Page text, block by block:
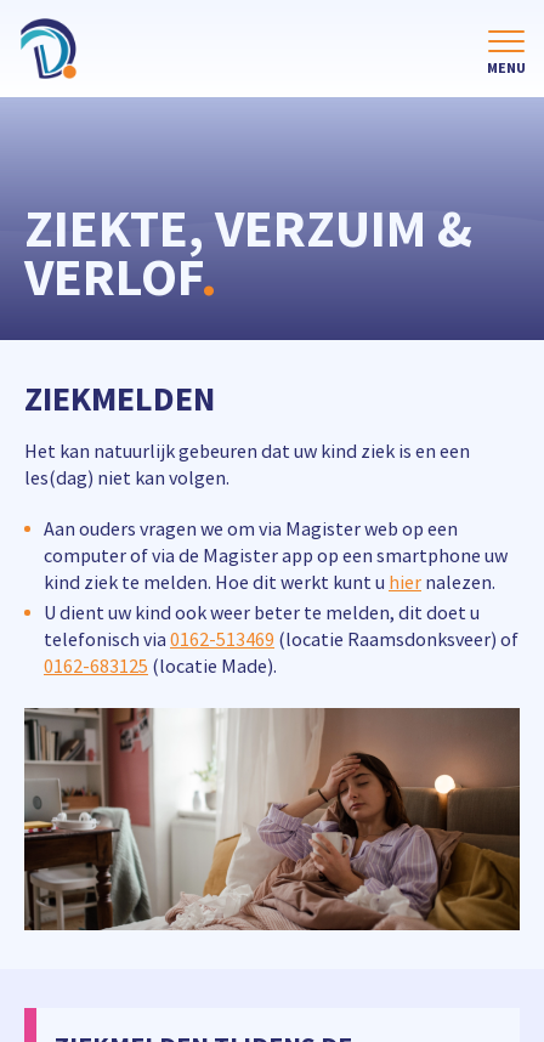
ZIEKTE, VERZUIM &
VERLOF.
ZIEKMELDEN
Het kan natuurlijk gebeuren dat uw kind ziek is en een
les(dag) niet kan volgen.
Aan ouders vragen we om via Magister web op een
computer of via de Magister app op een smartphone uw
kind ziek te melden. Hoe dit werkt kunt u hier nalezen.
U dient uw kind ook weer beter te melden, dit doet u
telefonisch via 0162-513469 (locatie Raamsdonksveer) of
0162-683125 (locatie Made).